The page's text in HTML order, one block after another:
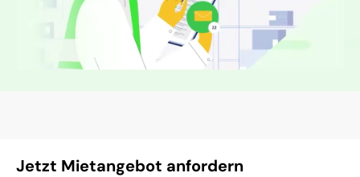
Jetzt Mietangebot anfordern